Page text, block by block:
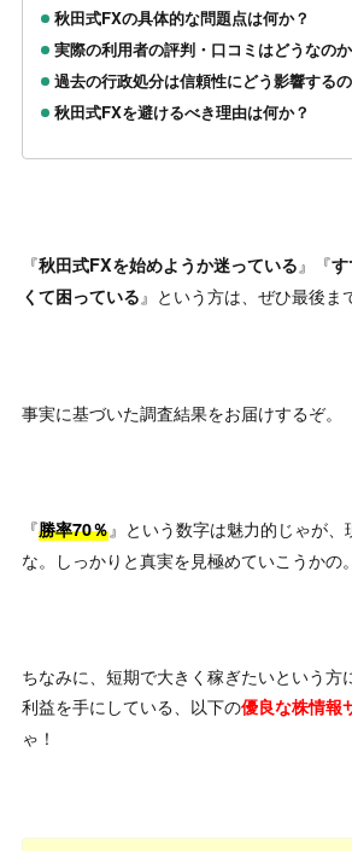
秋田式FXの具体的な問題点は何か？
実際の利用者の評判・口コミはどうなの
過去の行政処分は信頼性にどう影響する
秋田式FXを避けるべき理由は何か？
『秋田式FXを始めようか迷っている 』『
くて困っている 』という方は、ぜひ最後ま
事実に基づいた調査結果をお届けするぞ。
『勝率70％』という数字は魅力的じゃが
な。しっかりと真実を見極めていこうかの。
ちなみに、短期で大きく稼ぎたいという方
利益を手にしている、以下の優良な株情報
ゃ！